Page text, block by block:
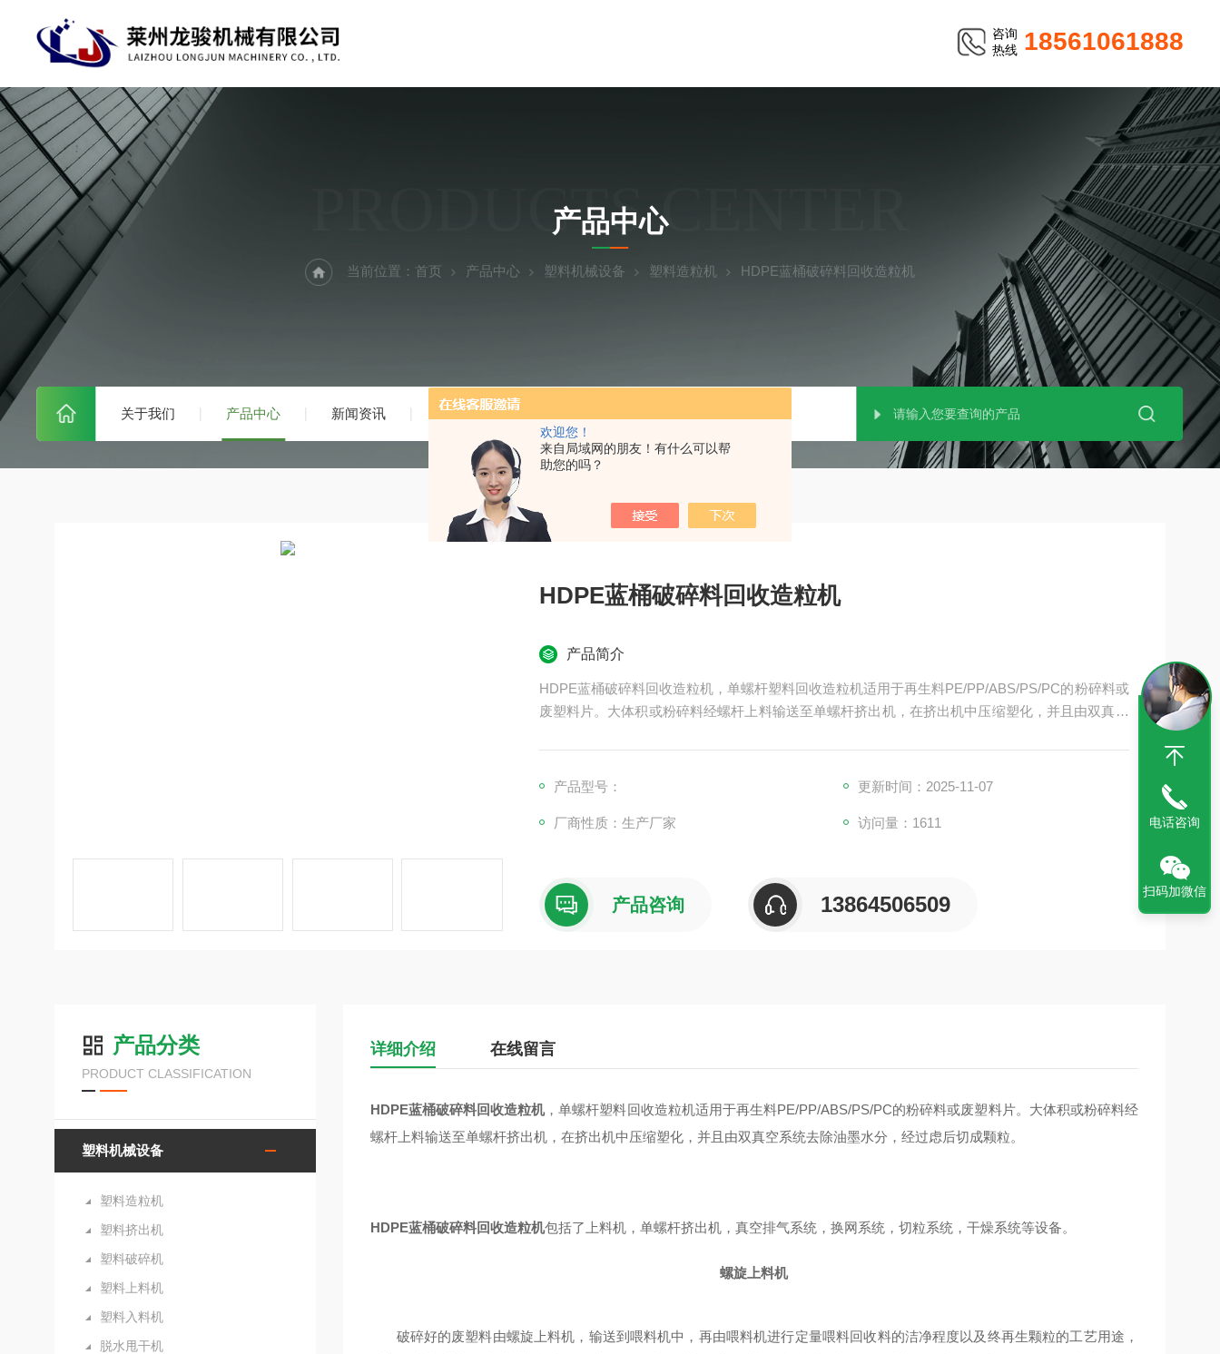
欢迎您！
来自局域网的朋友！有什么可以帮
助您的吗？
咨询
热线 18561061888
关于我们 产品中心 新闻资讯 技术文章
PRODUCTS CENTER
产品中心
当前位置： 首页 产品中心 塑料机械设备 塑料造粒机 HDPE蓝桶破碎料回收造粒机
HDPE蓝桶破碎料回收造粒机
产品简介
HDPE蓝桶破碎料回收造粒机，单螺杆塑料回收造粒机适用于再生料PE/PP/ABS/PS/PC的粉碎料或
废塑料片。大体积或粉碎料经螺杆上料输送至单螺杆挤出机，在挤出机中压缩塑化，并且由双真空
产品型号： 更新时间：2025-11-07
厂商性质：生产厂家 访问量：1611
产品咨询 13864506509
产品分类
PRODUCT CLASSIFICATION
塑料机械设备
塑料造粒机
塑料挤出机
塑料破碎机
塑料上料机
塑料入料机
脱水甩干机
详细介绍 在线留言
HDPE蓝桶破碎料回收造粒机，单螺杆塑料回收造粒机适用于再生料PE/PP/ABS/PS/PC的粉碎料或废塑料片。大体积或粉碎料经
螺杆上料输送至单螺杆挤出机，在挤出机中压缩塑化，并且由双真空系统去除油墨水分，经过虑后切成颗粒。
HDPE蓝桶破碎料回收造粒机包括了上料机，单螺杆挤出机，真空排气系统，换网系统，切粒系统，干燥系统等设备。
螺旋上料机
破碎好的废塑料由螺旋上料机，输送到喂料机中，再由喂料机进行定量喂料回收料的洁净程度以及终再生颗粒的工艺用途，
电话咨询
扫码加微信